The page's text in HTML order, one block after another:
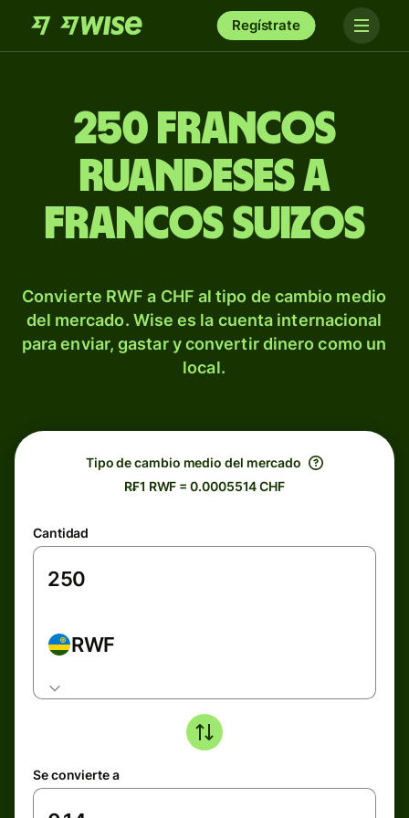
Regístrate
250 francos
ruandeses a
francos suizos
Convierte RWF a CHF al tipo de cambio medio
del mercado. Wise es la cuenta internacional
para enviar, gastar y convertir dinero como un
local.
Tipo de cambio medio del mercado
R₣1 RWF = 0.0005514 CHF
Cantidad
RWF
Se convierte a